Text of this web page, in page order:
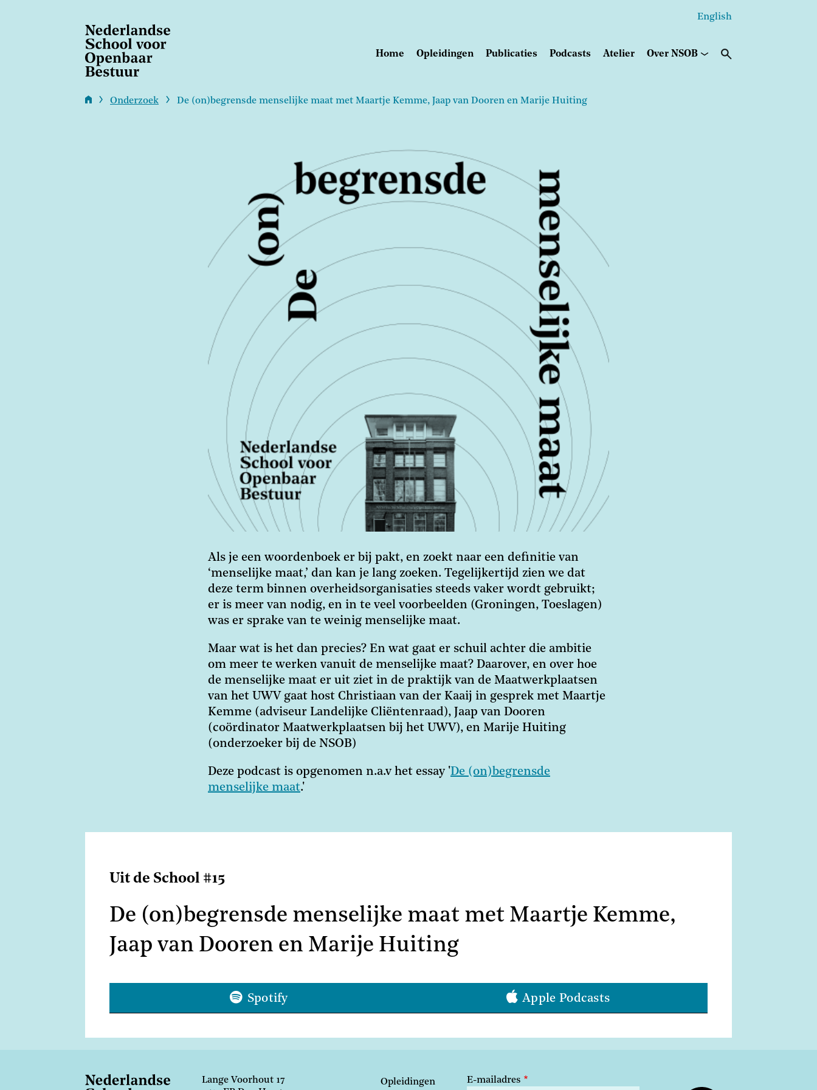
menu
English
Home Opleidingen Publicaties Podcasts Atelier Over NSOB
Onderzoek De (on)begrensde menselijke maat met Maartje Kemme, Jaap van Dooren en Marije Huiting
Als je een woordenboek er bij pakt, en zoekt naar een definitie van
‘menselijke maat,’ dan kan je lang zoeken. Tegelijkertijd zien we dat
deze term binnen overheidsorganisaties steeds vaker wordt gebruikt;
er is meer van nodig, en in te veel voorbeelden (Groningen, Toeslagen)
was er sprake van te weinig menselijke maat.
Maar wat is het dan precies? En wat gaat er schuil achter die ambitie
om meer te werken vanuit de menselijke maat? Daarover, en over hoe
de menselijke maat er uit ziet in de praktijk van de Maatwerkplaatsen
van het UWV gaat host Christiaan van der Kaaij in gesprek met Maartje
Kemme (adviseur Landelijke Cliëntenraad), Jaap van Dooren
(coördinator Maatwerkplaatsen bij het UWV), en Marije Huiting
(onderzoeker bij de NSOB)
Deze podcast is opgenomen n.a.v het essay 'De (on)begrensde
menselijke maat.'
Uit de School #15
De (on)begrensde menselijke maat met Maartje Kemme,
Jaap van Dooren en Marije Huiting
Spotify Apple Podcasts
Lange Voorhout 17
Opleidingen E-mailadres